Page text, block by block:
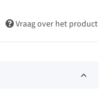
Vraag over het product